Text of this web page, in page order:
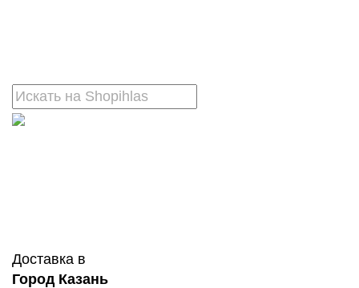
Доставка в
Город Казань